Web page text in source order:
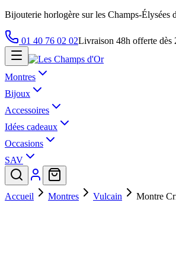
Bijouterie horlogère sur les Champs-Élysées
01 40 76 02 02Livraison 48h offerte dès
Montres
Bijoux
Accessoires
Idées cadeaux
Occasions
SAV
Accueil Montres Vulcain Montre